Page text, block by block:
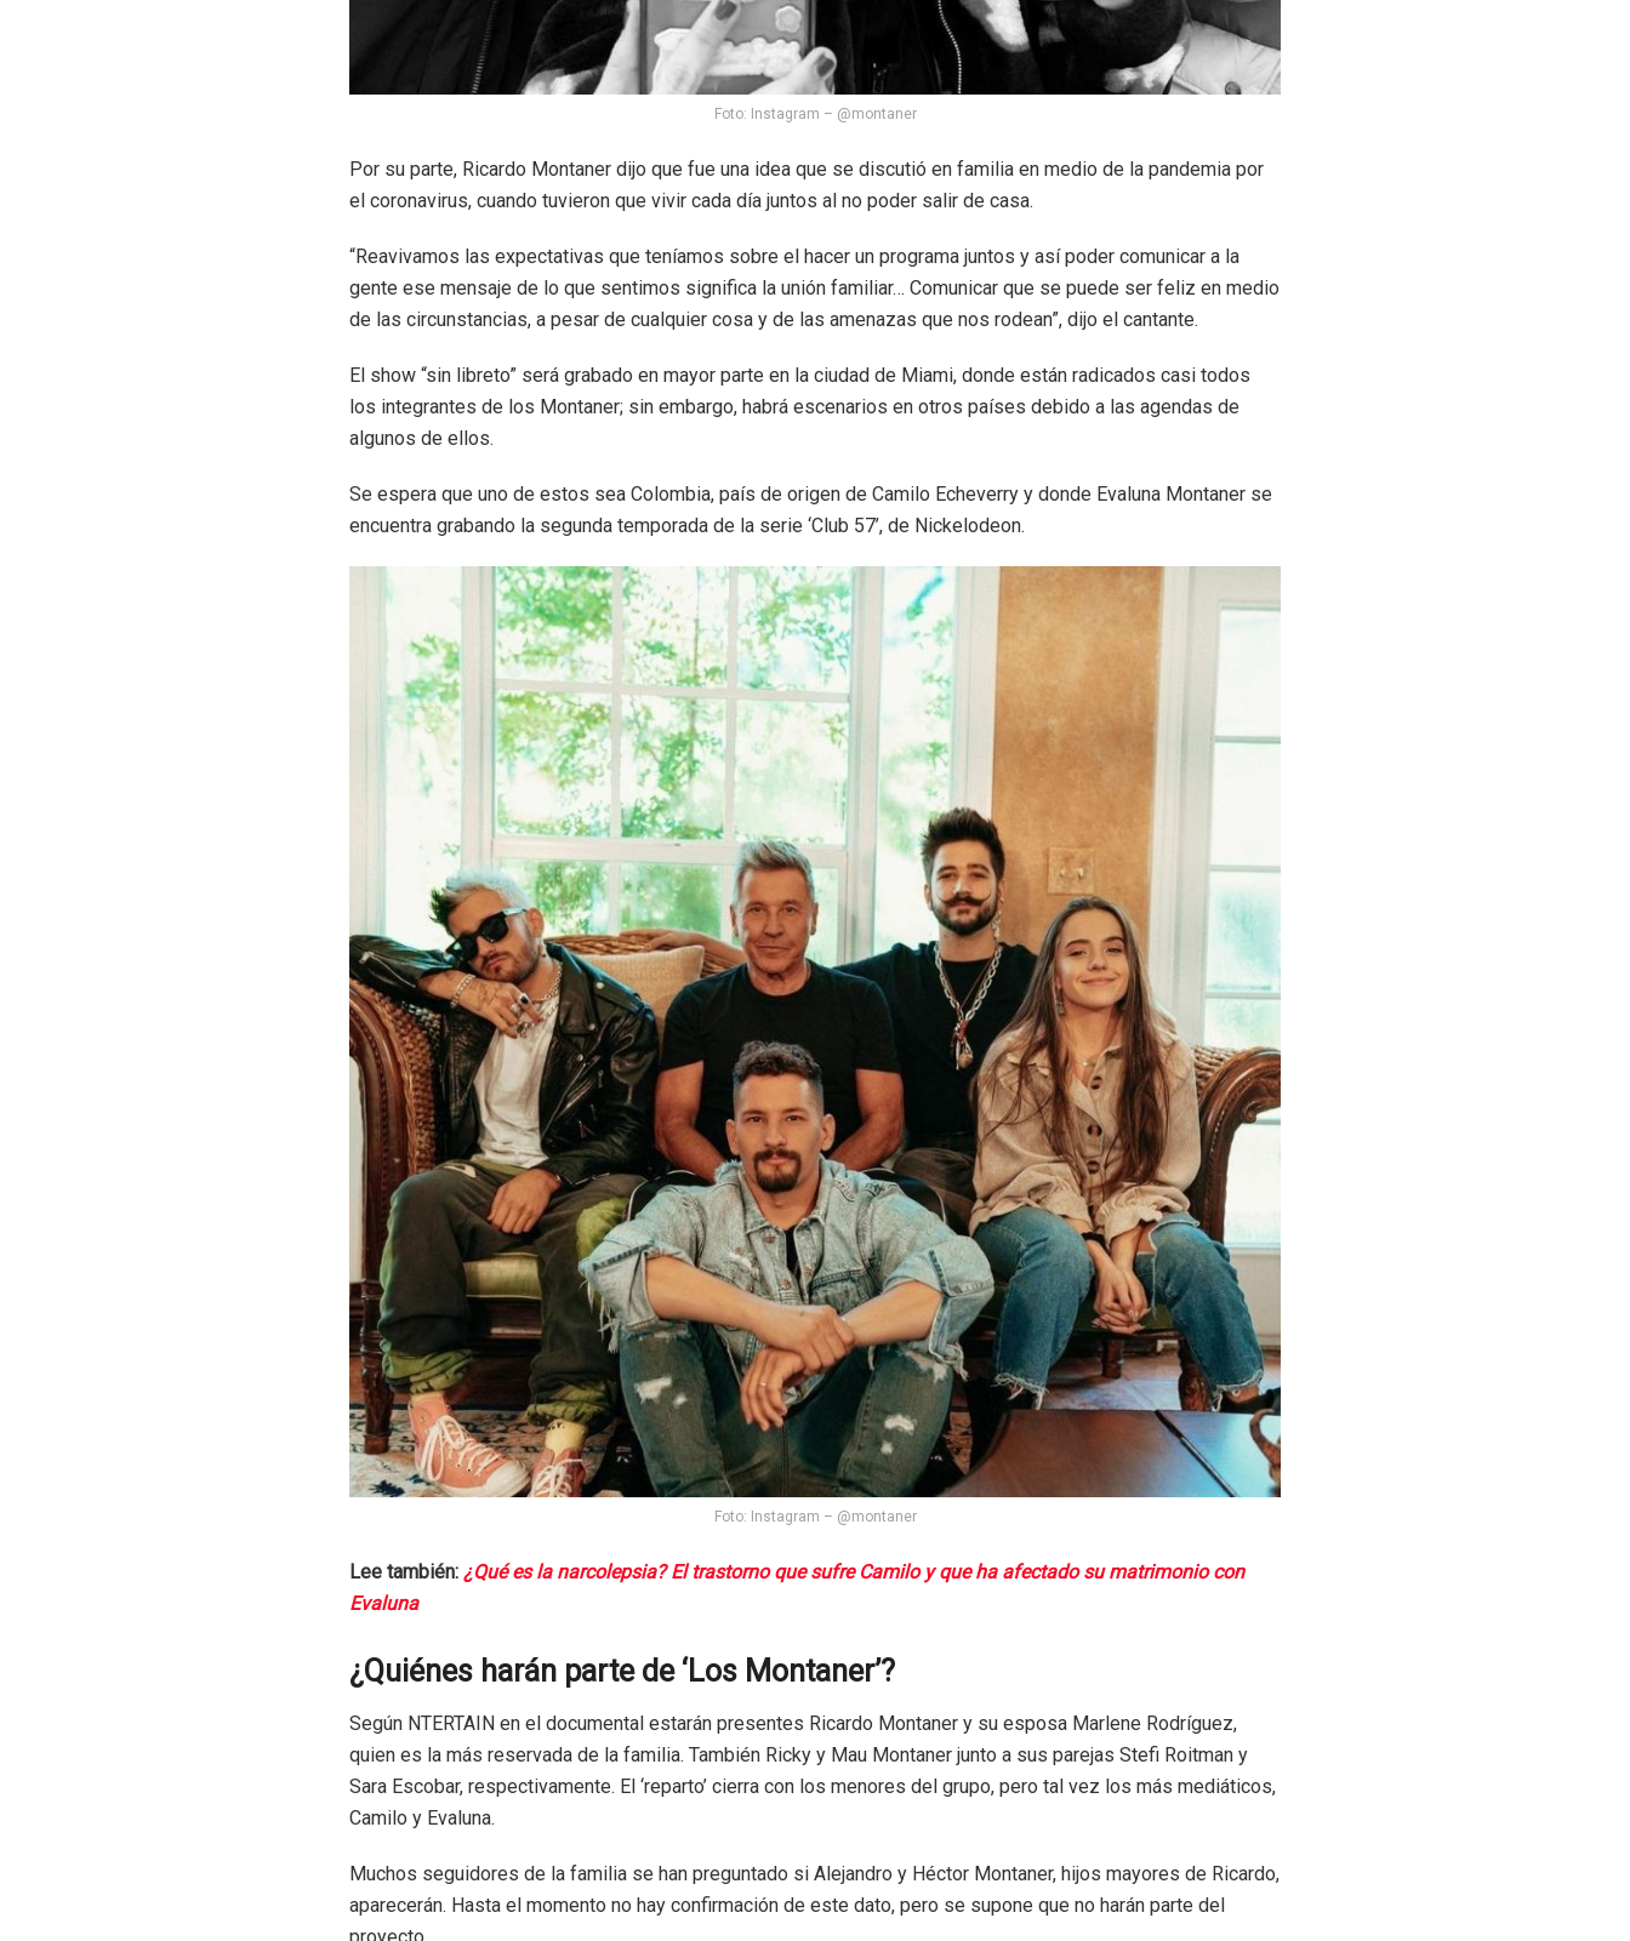
Foto: Instagram – @montaner
Por su parte, Ricardo Montaner dijo que fue una idea que se discutió en familia en medio de la pandemia por
el coronavirus, cuando tuvieron que vivir cada día juntos al no poder salir de casa.
“Reavivamos las expectativas que teníamos sobre el hacer un programa juntos y así poder comunicar a la
gente ese mensaje de lo que sentimos significa la unión familiar… Comunicar que se puede ser feliz en medio
de las circunstancias, a pesar de cualquier cosa y de las amenazas que nos rodean”, dijo el cantante.
El show “sin libreto” será grabado en mayor parte en la ciudad de Miami, donde están radicados casi todos
los integrantes de los Montaner; sin embargo, habrá escenarios en otros países debido a las agendas de
algunos de ellos.
Se espera que uno de estos sea Colombia, país de origen de Camilo Echeverry y donde Evaluna Montaner se
encuentra grabando la segunda temporada de la serie ‘Club 57’, de Nickelodeon.
Foto: Instagram – @montaner
Lee también: ¿Qué es la narcolepsia? El trastorno que sufre Camilo y que ha afectado su matrimonio con
Evaluna
¿Quiénes harán parte de ‘Los Montaner’?
Según NTERTAIN en el documental estarán presentes Ricardo Montaner y su esposa Marlene Rodríguez,
quien es la más reservada de la familia. También Ricky y Mau Montaner junto a sus parejas Stefi Roitman y
Sara Escobar, respectivamente. El ‘reparto’ cierra con los menores del grupo, pero tal vez los más mediáticos,
Camilo y Evaluna.
Muchos seguidores de la familia se han preguntado si Alejandro y Héctor Montaner, hijos mayores de Ricardo,
aparecerán. Hasta el momento no hay confirmación de este dato, pero se supone que no harán parte del